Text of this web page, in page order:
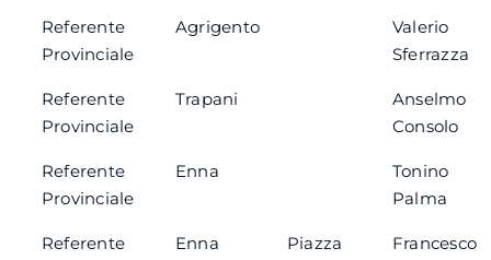
Referente
Provinciale
Agrigento
Valerio
Sferrazza
Referente
Provinciale
Trapani
Anselmo
Consolo
Referente
Provinciale
Enna
Tonino
Palma
Referente
Enna
Piazza
Francesco